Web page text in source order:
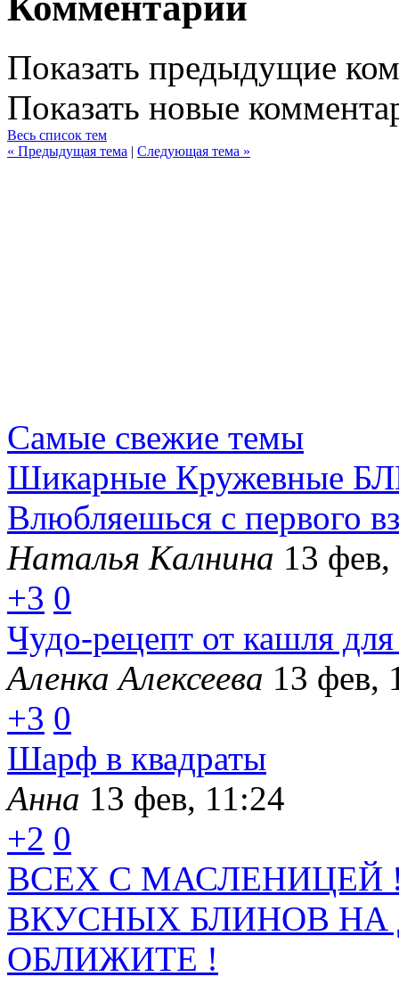
Показать предыдущие
Показать новые
Весь список тем
« Предыдущая тема | Следующая тема »
Самые свежие темы
Шикарные Кружевные
Влюбляешься с первого
Наталья Калнина 13
+3 0
Чудо-рецепт от кашля
Аленка Алексеева 13 фев,
+3 0
Шарф в квадраты
Анна 13 фев, 11:24
+2 0
ВСЕХ С МАСЛЕНИЦЕЙ
ВКУСНЫХ БЛИНОВ
ОБЛИЖИТЕ !